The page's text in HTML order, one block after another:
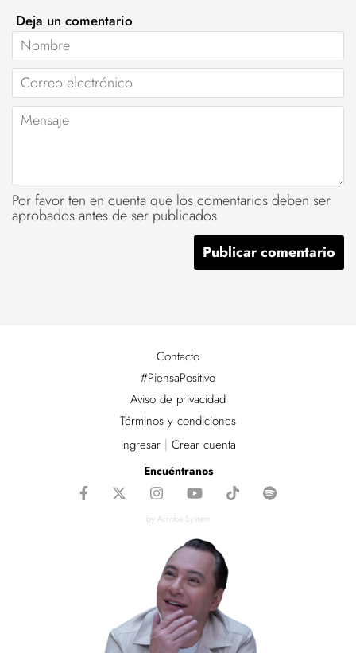
Deja un comentario
Nombre
Correo
electrónico
Mensaje
Por favor ten en cuenta que los comentarios deben ser
aprobados antes de ser publicados
Contacto
#PiensaPositivo
Aviso de privacidad
Términos y condiciones
Ingresar| Crear cuenta
Encuéntranos
by Arroba System